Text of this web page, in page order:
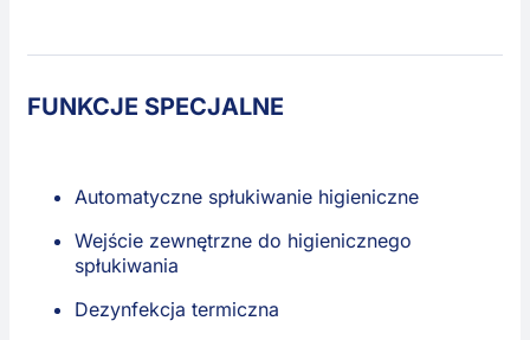
FUNKCJE SPECJALNE
Automatyczne spłukiwanie higieniczne
Wejście zewnętrzne do higienicznego
spłukiwania
Dezynfekcja termiczna